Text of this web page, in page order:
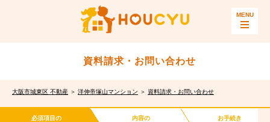
資料請求・お問い合わせ
大阪市城東区 不動産 ＞ 洋伸帝塚山マンション ＞ 資料請求・お問い合わせ
必須項目の
内容の
お手続き